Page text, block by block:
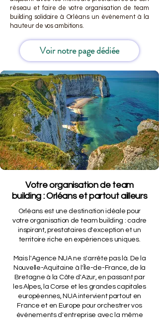
réseau et faire de votre organisation de team
building solidaire à Orléans un événement à la
hauteur de vos ambitions.
Voir notre page dédiée
Votre organisation de team
building : Orléans et partout ailleurs
Orléans est une destination idéale pour
votre organisation de team building : cadre
inspirant, prestataires d'exception et un
territoire riche en expériences uniques.
Mais l'Agence NUA ne s'arrête pas là. De la
Nouvelle-Aquitaine à l'Île-de-France, de la
Bretagne à la Côte d'Azur, en passant par
les Alpes, la Corse et les grandes capitales
européennes, NUA intervient partout en
France et en Europe pour orchestrer vos
événements d'entreprise avec la même